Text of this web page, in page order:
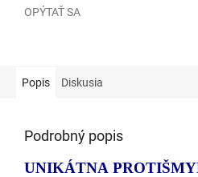
OPÝTAŤ SA
Popis Diskusia
Podrobný popis
UNIKÁTNA